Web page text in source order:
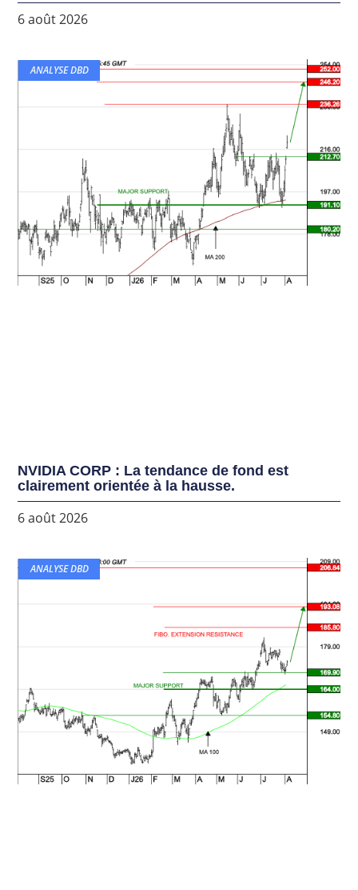
6 août 2026
ANALYSE DBD
NVIDIA CORP : La tendance de fond est
clairement orientée à la hausse.
6 août 2026
ANALYSE DBD